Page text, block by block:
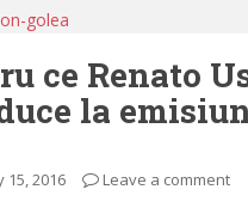
ce Renato
la
15, 2016 Leave a comment